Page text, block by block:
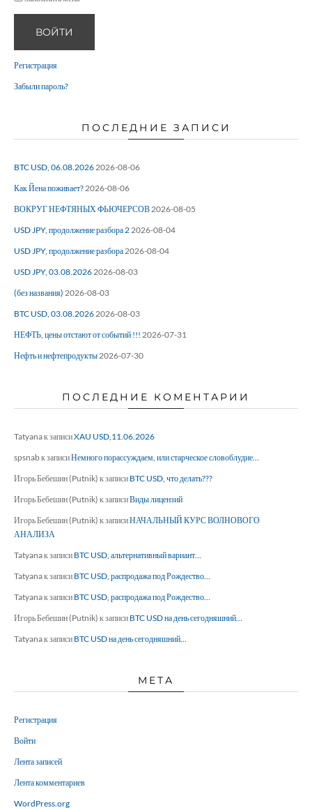
ВОЙТИ
Регистрация
Забыли пароль?
ПОСЛЕДНИЕ ЗАПИСИ
BTC USD, 06.08.2026 2026-08-06
Как Йена поживает? 2026-08-06
ВОКРУГ НЕФТЯНЫХ ФЬЮЧЕРСОВ 2026-08-05
USD JPY, продолжение разбора 2 2026-08-04
USD JPY, продолжение разбора 2026-08-04
USD JPY, 03.08.2026 2026-08-03
(без названия) 2026-08-03
BTC USD, 03.08.2026 2026-08-03
НЕФТЬ, цены отстают от событий !!! 2026-07-31
Нефть и нефтепродукты 2026-07-30
ПОСЛЕДНИЕ КОМЕНТАРИИ
Tatyanaк записиXAU USD,11.06.2026
spsnabк записиНемного порассуждаем, или старческое словоблудие…
Игорь Бебешин (Putnik) к записи BTC USD, что делать???
Игорь Бебешин (Putnik) к записиВиды лицензий
Игорь Бебешин (Putnik) к записиНАЧАЛЬНЫЙ КУРС ВОЛНОВОГО
АНАЛИЗА
Tatyanaк записи BTC USD, альтернативный вариант…
Tatyanaк записи BTC USD, распродажа под Рождество…
Tatyanaк записи BTC USD, распродажа под Рождество…
Игорь Бебешин (Putnik) к записи BTC USD на день сегодняшний…
Tatyanaк записи BTC USD на день сегодняшний…
МЕТА
Регистрация
Войти
Лента записей
Лента комментариев
WordPress.org